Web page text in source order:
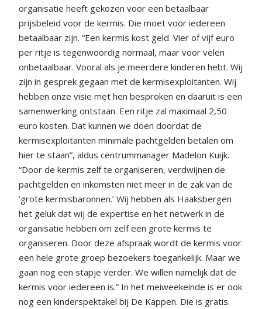
organisatie heeft gekozen voor een betaalbaar
prijsbeleid voor de kermis. Die moet voor iedereen
betaalbaar zijn. “Een kermis kost geld. Vier of vijf euro
per ritje is tegenwoordig normaal, maar voor velen
onbetaalbaar. Vooral als je meerdere kinderen hebt. Wij
zijn in gesprek gegaan met de kermisexploitanten. Wij
hebben onze visie met hen besproken en daaruit is een
samenwerking ontstaan. Een ritje zal maximaal 2,50
euro kosten. Dat kunnen we doen doordat de
kermisexploitanten minimale pachtgelden betalen om
hier te staan”, aldus centrummanager Madelon Kuijk.
“Door de kermis zelf te organiseren, verdwijnen de
pachtgelden en inkomsten niet meer in de zak van de
‘grote kermisbaronnen.’ Wij hebben als Haaksbergen
het geluk dat wij de expertise en het netwerk in de
organisatie hebben om zelf een grote kermis te
organiseren. Door deze afspraak wordt de kermis voor
een hele grote groep bezoekers toegankelijk. Maar we
gaan nog een stapje verder. We willen namelijk dat de
kermis voor iedereen is.” In het meiweekeinde is er ook
nog een kinderspektakel bij De Kappen. Die is gratis.